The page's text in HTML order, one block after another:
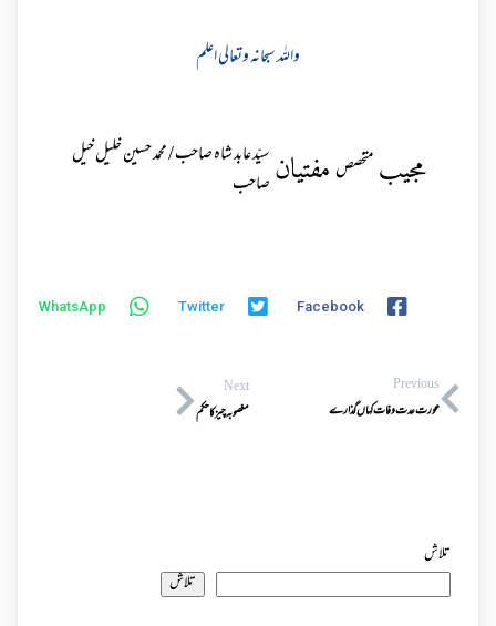
واللہ سبحانہ وتعالی اعلم
مجیب متخصص مفتیان سیّد عابد شاہ صاحب / محمد حسین خلیل خیل
صاحب
Facebook
Twitter
WhatsApp
Previous
عورت عدت وفات کہاں گذارے
Next
مغصوبہ چیز کا حکم
تلاش
تلاش